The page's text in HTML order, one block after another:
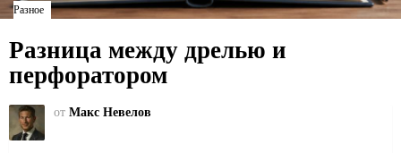
Разное
Разница между дрелью и
перфоратором
от Макс Невелов